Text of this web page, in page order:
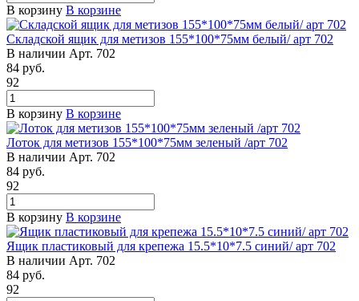
В корзину В корзине
Складской ящик для метизов 155*100*75мм белый/ арт 702
В наличии Арт. 702
84 руб.
92
В корзину В корзине
Лоток для метизов 155*100*75мм зеленый /арт 702
В наличии Арт. 702
84 руб.
92
В корзину В корзине
Ящик пластиковый для крепежа 15.5*10*7.5 синий/ арт 702
В наличии Арт. 702
84 руб.
92